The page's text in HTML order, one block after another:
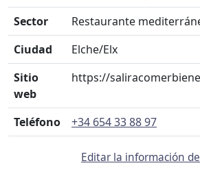
Sector
Restaurante
Ciudad
Elche/Elx
Sitio
web
https://
Teléfono +34 654 33 88 97
Editar la información